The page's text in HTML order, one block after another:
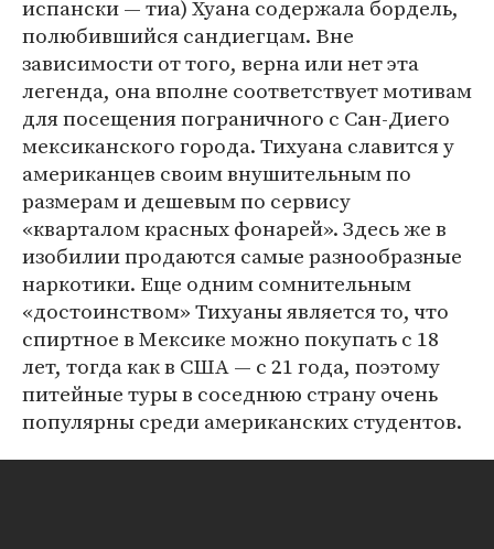
испански — тиа) Хуана содержала бордель,
полюбившийся сандиегцам. Вне
зависимости от того, верна или нет эта
легенда, она вполне соответствует мотивам
для посещения пограничного с Сан-Диего
мексиканского города. Тихуана славится у
американцев своим внушительным по
размерам и дешевым по сервису
«кварталом красных фонарей». Здесь же в
изобилии продаются самые разнообразные
наркотики. Еще одним сомнительным
«достоинством» Тихуаны является то, что
спиртное в Мексике можно покупать с 18
лет, тогда как в США — с 21 года, поэтому
питейные туры в соседнюю страну очень
популярны среди американских студентов.